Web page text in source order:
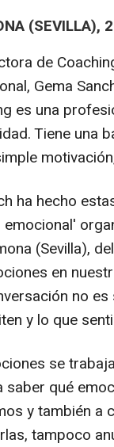
(SEVILLA),
de
Gema
es una
Tiene una
ha hecho
(Sevilla),
en
no
y lo que
se
saber qué
y también a
tampoco